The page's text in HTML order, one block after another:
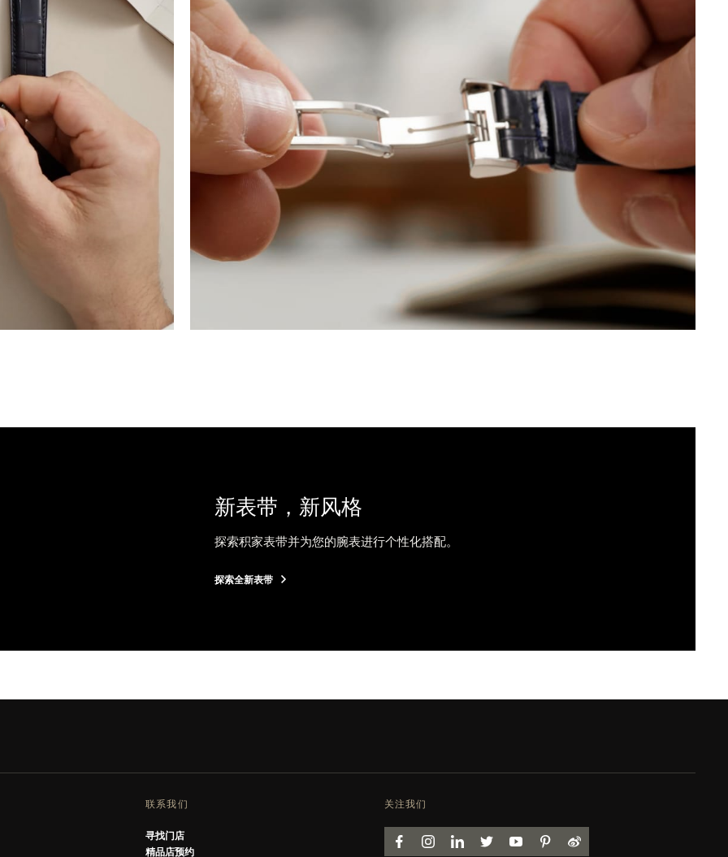
新表带，新风格
探索积家表带并为您的腕表进行个性化搭配。
探索全新表带
联系我们
寻找门店
精品店预约
关注我们
FACEBOOK
INSTAGRAM
LINKEDINTWITTERYOUTUBEPINTEREST
WEIBO